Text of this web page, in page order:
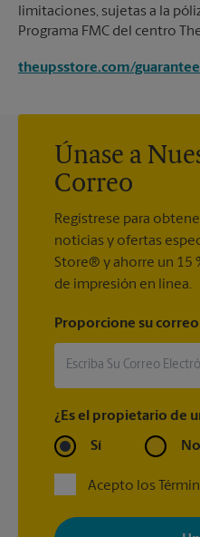
limitaciones, sujetas a la
Programa FMC del centro
theupsstore.com/
Únase a
Correo
Regístrese para
noticias y ofertas
Store® y ahorre un 15
de impresión en línea.
Proporcione su
¿Es el propietario de
Sí No
Acepto los
Al registrarse, acepta recibir
Store con noticias, ofertas